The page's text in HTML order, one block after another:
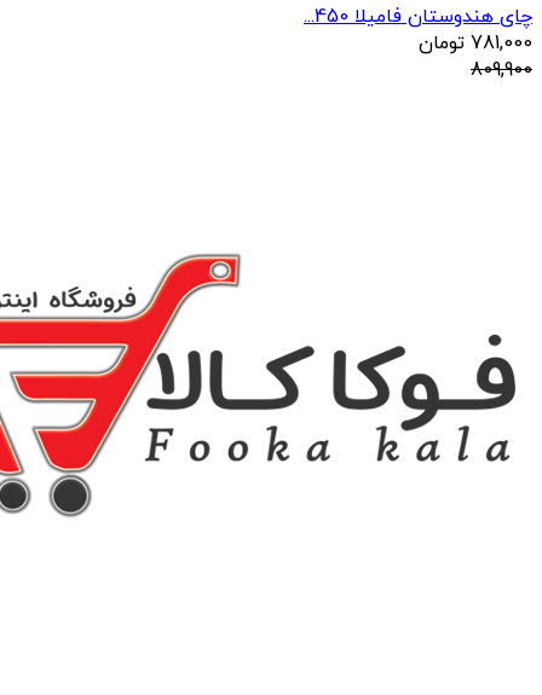
چای هندوستان فامیلا 450...
781,000 تومان
809,900